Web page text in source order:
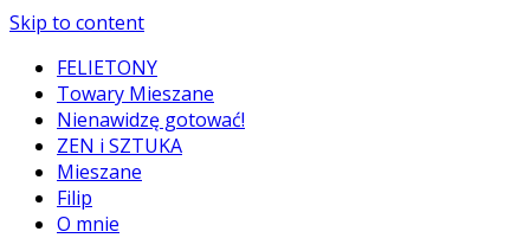
Skip to content
FELIETONY
Towary Mieszane
Nienawidzę gotować!
ZEN i SZTUKA
Mieszane
Filip
O mnie